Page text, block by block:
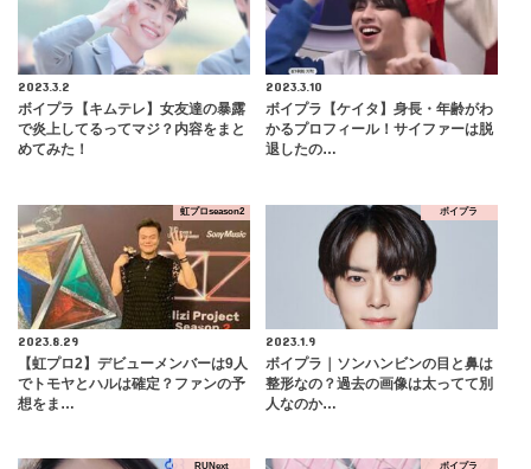
2023.3.2
ボイプラ【キムテレ】女友達の暴露
で炎上してるってマジ？内容をまと
めてみた！
2023.3.10
ボイプラ【ケイタ】身長・年齢がわ
かるプロフィール！サイファーは脱
退したの…
虹プロseason2
2023.8.29
【虹プロ2】デビューメンバーは9人
でトモヤとハルは確定？ファンの予
想をま…
ボイプラ
2023.1.9
ボイプラ｜ソンハンビンの目と鼻は
整形なの？過去の画像は太ってて別
人なのか…
RUNext ボイプラ